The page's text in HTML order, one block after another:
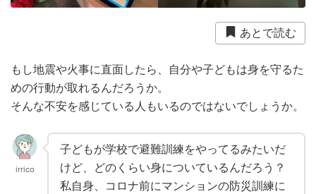
食事 あとで読む
もし地震や火事に直面したら、自分や子どもは身を守るた
めの行動が取れるんだろうか。
そんな不安を感じている人もいるのではないでしょうか。
irrico
子どもが学校で避難訓練をやってるみたいだ
けど、どのくらい身についているんだろう？
私自身、コロナ前にマンションの防災訓練に